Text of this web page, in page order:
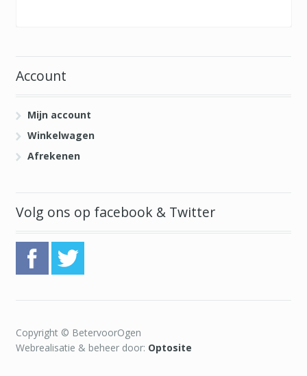
Account
Mijn account
Winkelwagen
Afrekenen
Volg ons op facebook & Twitter
Copyright © BetervoorOgen
Webrealisatie & beheer door: Optosite